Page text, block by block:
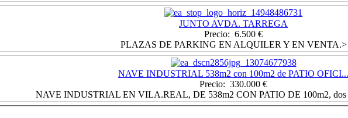
JUNTO AVDA. TARREGA
Precio: 6.500 €
PLAZAS DE PARKING EN ALQUILER Y EN VENTA.>
NAVE INDUSTRIAL 538m2 con 100m2 de PATIO OFICI...
Precio: 330.000 €
NAVE INDUSTRIAL EN VILA.REAL, DE 538m2 CON PATIO DE 100m2,